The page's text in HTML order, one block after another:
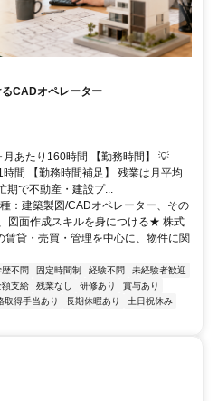
CADオペレーター
あたり160時間 【勤務時間】 💡
間 【勤務時間補足】 残業は月平均
で不動産・建設プ...
：建築製図/CADオペレーター、その
図面作成スキルを身につける★ 株式
賃貸・売買・管理を中心に、物件に関
歴不問 固定時間制 経験不問
未経験者歓迎
額支給 残業なし 研修あり
賞与あり
取得手当あり 長期休暇あり
土日祝休み